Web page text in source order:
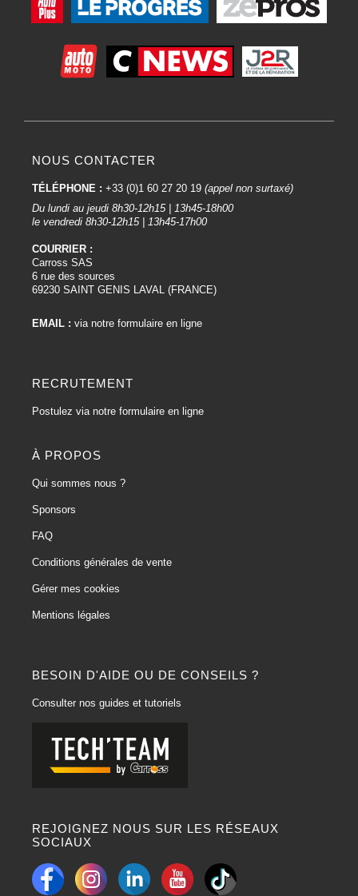
BESOIN D'AIDE OU DE CONSEILS ?
Consulter nos guides et tutoriels
REJOIGNEZ NOUS SUR LES RÉSEAUX
SOCIAUX
NOUS CONTACTER
TÉLÉPHONE : +33 (0)1 60 27 20 19 (appel non surtaxé)
Du lundi au jeudi 8h30-12h15 | 13h45-18h00
le vendredi 8h30-12h15 | 13h45-17h00
COURRIER :
Carross SAS
6 rue des sources
69230 SAINT GENIS LAVAL (FRANCE)
EMAIL : via notre formulaire en ligne
RECRUTEMENT
Postulez via notre formulaire en ligne
À PROPOS
Qui sommes nous ?
Sponsors
FAQ
Conditions générales de vente
Gérer mes cookies
Mentions légales